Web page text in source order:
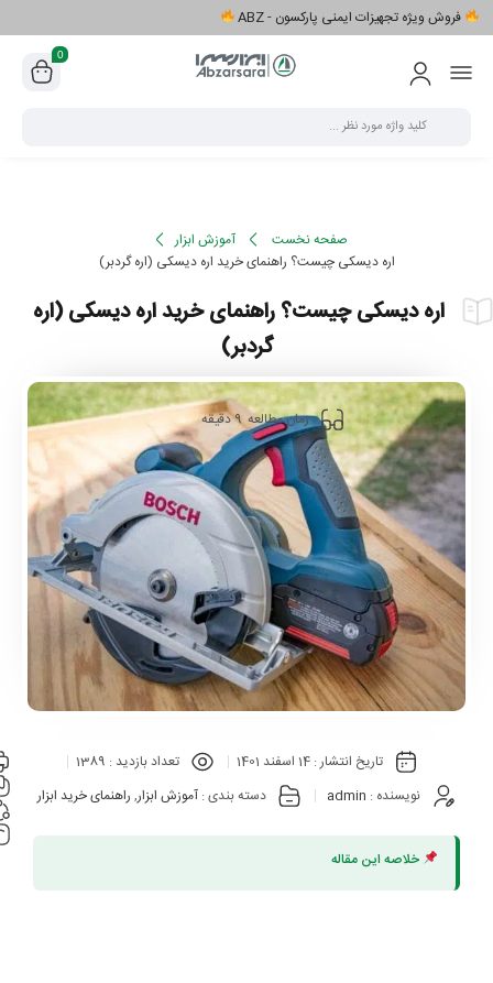
فروش ویژه تجهیزات ایمنی پارکسون - ABZ
0
صفحه نخست
آموزش ابزار
اره دیسکی چیست؟ راهنمای خرید اره دیسکی (اره گردبر)
اره دیسکی چیست؟ راهنمای خرید اره دیسکی (اره
گردبر)
زمان مطالعه 9دقیقه
تاریخ انتشار :14 اسفند 1401 تعداد بازدید : 1389
نویسنده : admin دسته بندی : آموزش ابزار, راهنمای خرید ابزار
خلاصه این مقاله